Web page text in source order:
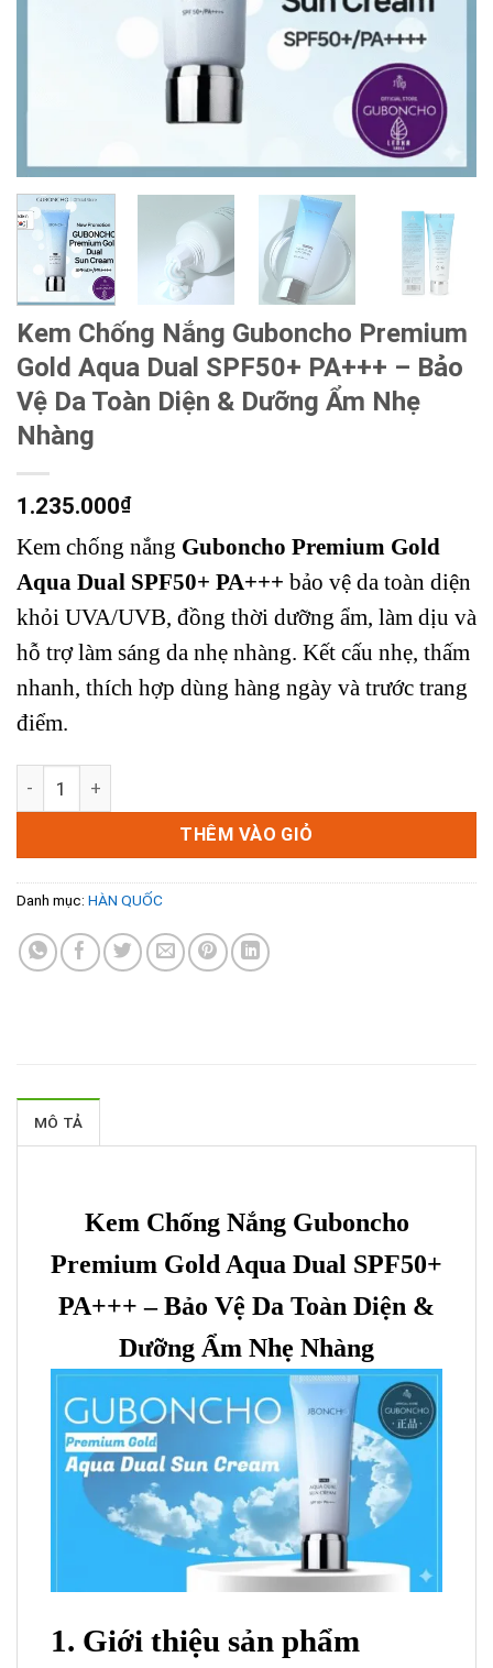
Kem Chống Nắng Guboncho Premium
Gold Aqua Dual SPF50+ PA+++ – Bảo
Vệ Da Toàn Diện & Dưỡng Ẩm Nhẹ
Nhàng
1.235.000₫
Kem chống nắng Guboncho Premium Gold
Aqua Dual SPF50+ PA+++ bảo vệ da toàn diện
khỏi UVA/UVB, đồng thời dưỡng ẩm, làm dịu và
hỗ trợ làm sáng da nhẹ nhàng. Kết cấu nhẹ, thấm
nhanh, thích hợp dùng hàng ngày và trước trang
điểm.
THÊM VÀO GIỎ
Danh mục: HÀN QUỐC
MÔ TẢ
Kem Chống Nắng Guboncho
Premium Gold Aqua Dual SPF50+
PA+++ – Bảo Vệ Da Toàn Diện &
Dưỡng Ẩm Nhẹ Nhàng
1. Giới thiệu sản phẩm